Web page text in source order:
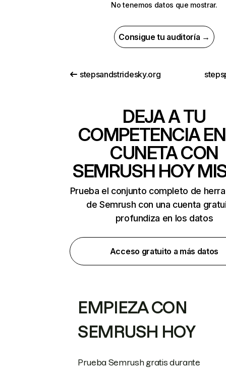
No tenemos datos que mostrar.
Consigue tu auditoría →
stepsandstridesky.org
DEJA A TU
COMPETENCIA
CUNETA CON
SEMRUSH HOY
Prueba el conjunto completo de
de Semrush con una cuenta
profundiza en los datos
Acceso gratuito a más datos
EMPIEZA CON
SEMRUSH HOY
Prueba Semrush gratis durante